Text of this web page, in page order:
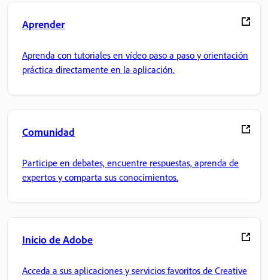
Aprender
Aprenda con tutoriales en vídeo paso a paso y orientación
práctica directamente en la aplicación.
Comunidad
Participe en debates, encuentre respuestas, aprenda de
expertos y comparta sus conocimientos.
Inicio de Adobe
Acceda a sus aplicaciones y servicios favoritos de Creative